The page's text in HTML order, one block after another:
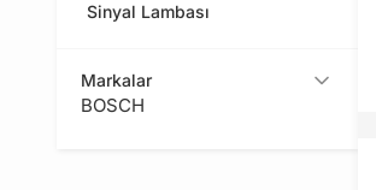
Sinyal Lambası
Markalar
BOSCH